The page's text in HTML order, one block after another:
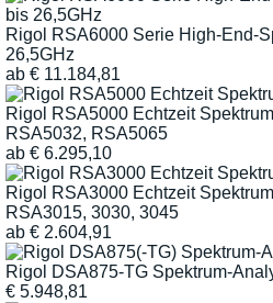
Rigol RSA6000 Serie High-End-
26,5GHz
ab € 11.184,81
Rigol RSA5000 Echtzeit
RSA5032, RSA5065
ab € 6.295,10
Rigol RSA3000 Echtzeit
RSA3015, 3030, 3045
ab € 2.604,91
Rigol DSA875-TG Spektrum-
€ 5.948,81